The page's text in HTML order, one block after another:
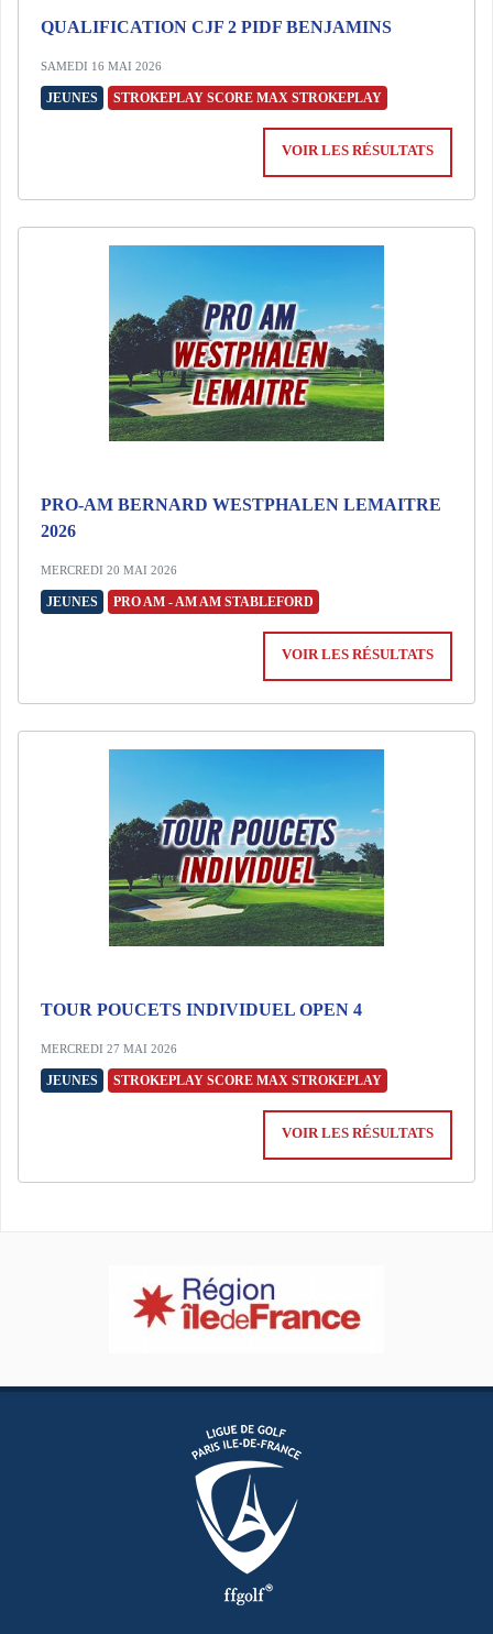
QUALIFICATION CJF 2 PIDF BENJAMINS
SAMEDI 16 MAI 2026
JEUNES STROKEPLAY SCORE MAX STROKEPLAY
VOIR LES RÉSULTATS
PRO-AM BERNARD WESTPHALEN LEMAITRE
2026
MERCREDI 20 MAI 2026
JEUNES PRO AM - AM AM STABLEFORD
VOIR LES RÉSULTATS
TOUR POUCETS INDIVIDUEL OPEN 4
MERCREDI 27 MAI 2026
JEUNES STROKEPLAY SCORE MAX STROKEPLAY
VOIR LES RÉSULTATS